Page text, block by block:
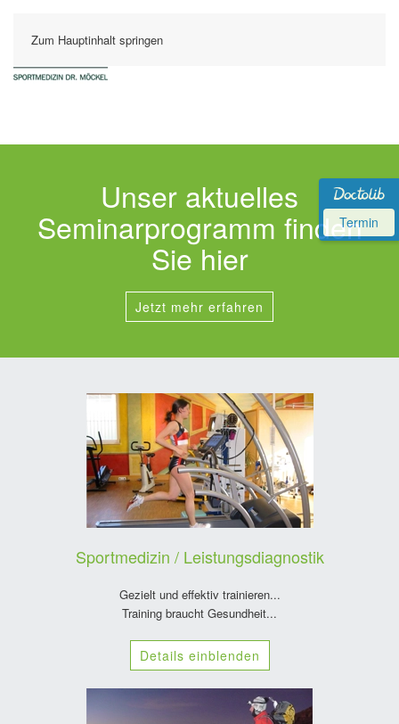
Zum Hauptinhalt springen
Unser aktuelles
Seminarprogramm finden
Sie hier
Jetzt mehr erfahren
Sportmedizin / Leistungsdiagnostik
Gezielt und effektiv trainieren...
Training braucht Gesundheit...
Details einblenden
Termin